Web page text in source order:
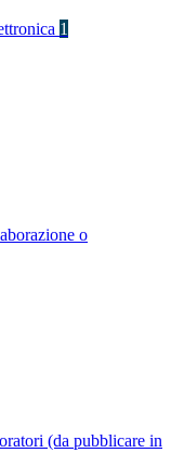
1
o
(da pubblicare in